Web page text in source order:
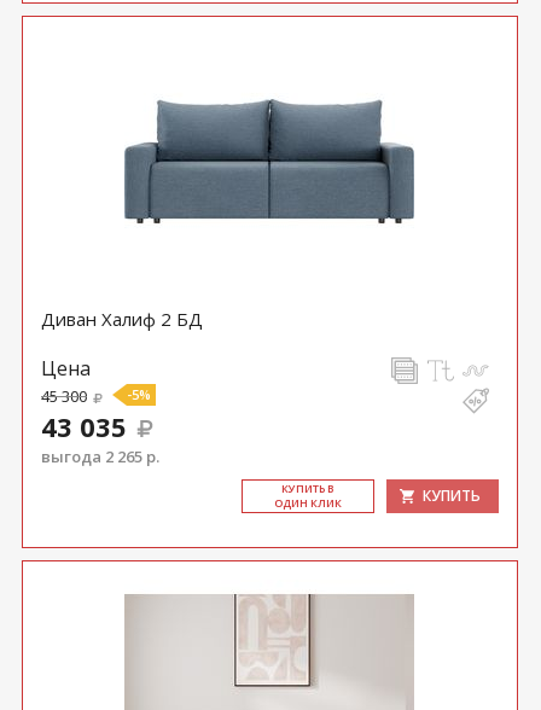
Диван Халиф 2 БД
Цена
45 300 -5%
43 035
выгода 2 265 р.
КУ­ПИТЬ В
ОДИН КЛИК
КУПИТЬ